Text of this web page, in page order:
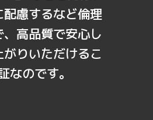
慮するなど倫理
高品質で安心し
りいただけるこ
なのです。